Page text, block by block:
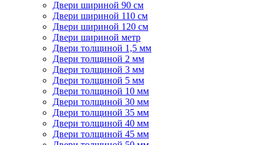
Двери шириной 90 см
Двери шириной 110 см
Двери шириной 120 см
Двери шириной метр
Двери толщиной 1,5 мм
Двери толщиной 2 мм
Двери толщиной 3 мм
Двери толщиной 5 мм
Двери толщиной 10 мм
Двери толщиной 30 мм
Двери толщиной 35 мм
Двери толщиной 40 мм
Двери толщиной 45 мм